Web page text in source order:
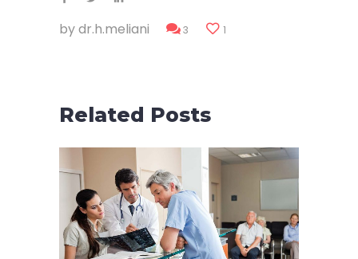
bydr.h.meliani 3 1
Related Posts